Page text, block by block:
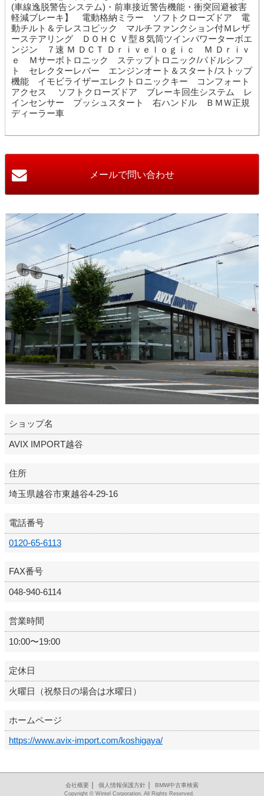
(車線逸脱警告システム)・前車接近警告機能・衝突回避被害
軽減ブレーキ】 電動格納ミラー ソフトクローズドア 電
動チルト＆テレスコピック マルチファンクション付Ｍレザ
ーステアリング ＤＯＨＣ Ｖ型８気筒ツインパワーターボエ
ンジン ７速 Ｍ ＤＣＴ Ｄｒｉｖｅｌｏｇｉｃ Ｍ Ｄｒｉｖ
ｅ Ｍサーボトロニック ステップトロニック/パドルシフ
ト セレクターレバー エンジンオート＆スタート/ストップ
機能 イモビライザーエレクトロニックキー コンフォート
アクセス ソフトクローズドア ブレーキ回生システム レ
インセンサー プッシュスタート 右ハンドル ＢＭＷ正規
ディーラー車
ショップ名
AVIX IMPORT越谷
住所
埼玉県越谷市東越谷4-29-16
電話番号
0120-65-6113
FAX番号
048-940-6114
営業時間
10:00〜19:00
定休日
火曜日（祝祭日の場合は水曜日）
ホームページ
https://www.avix-import.com/koshigaya/
会社概要 個人情報保護方針 BMW中古車検索
Copyright © Wintel Corporation. All Rights Reserved.